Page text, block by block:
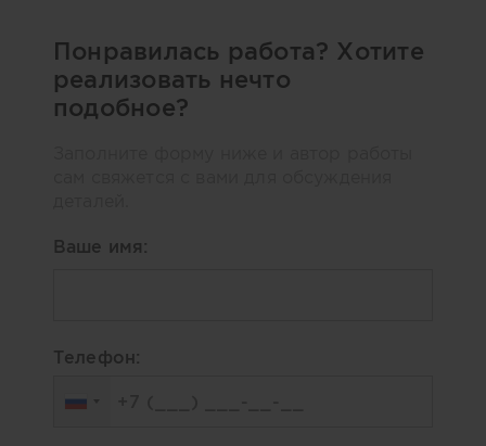
Понравилась работа? Хотите
реализовать нечто
подобное?
Ваше имя:
Телефон: